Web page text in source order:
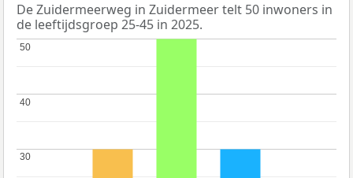
De Zuidermeerweg in Zuidermeer telt 50 inwoners in
de leeftijdsgroep 25-45 in 2025.
30
30
40
40
50
50